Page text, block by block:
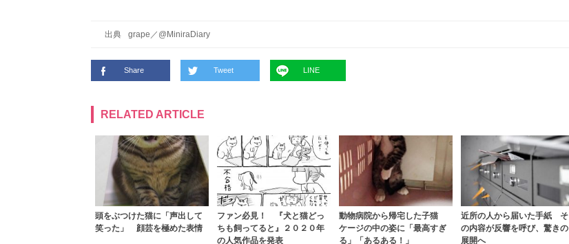
出典 grape ／ @MiniraDiary
Share Tweet LINE
RELATED ARTICLE
頭をぶつけた猫に「声出して
笑った」 顔芸を極めた表情
ファン必見！ 『犬と猫どっ
ちも飼ってると』２０２０年
の人気作品を発表
動物病院から帰宅した子猫
ケージの中の姿に「最高すぎ
る」「あるある！」
近所の人から届いた手紙 そ
の内容が反響を呼び、驚きの
展開へ